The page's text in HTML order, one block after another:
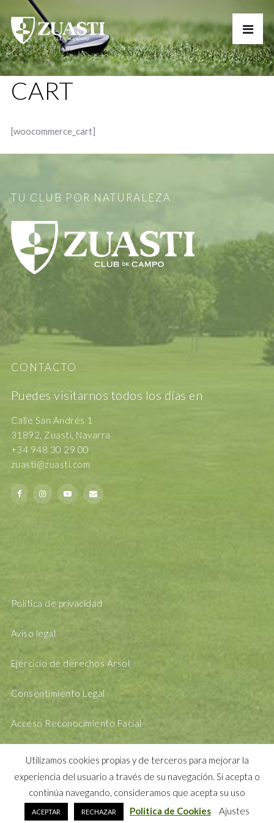
CART
[woocommerce_cart]
TU CLUB POR NATURALEZA
CONTACTO
Puedes visitarnos todos los días en
Calle San Andrés 1
31892, Zuasti, Navarra
+34 948 30 29 00
zuasti@zuasti.com
Política de privacidad
Aviso legal
Ejercicio de derechos Arsol
Consentimiento Legal
Acceso Reconocimiento Facial
DESING BYMANDARINAK
Utilizamos cookies propias y de terceros para mejorar la
experiencia del usuario a través de su navegación. Si acepta o
continúa navegando, consideramos que acepta su uso
ACEPTAR RECHAZAR Politica de Cookies Ajustes